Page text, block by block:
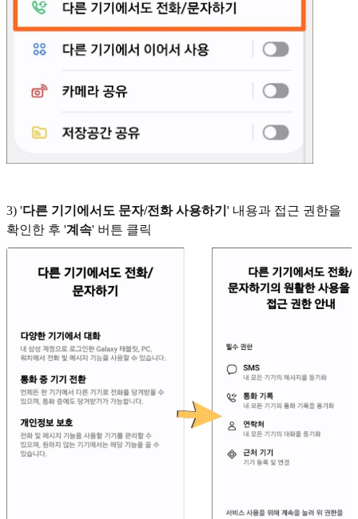
3) '다른 기기에서도 문자/전화 사용하기 ' 내용과 접근 권한을
확인한 후 '계속' 버튼 클릭